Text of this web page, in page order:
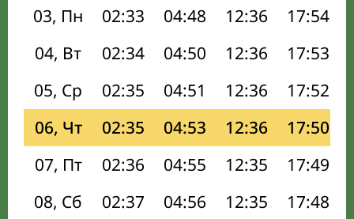
03, Пн
02:33 04:48 12:36 17:54
04, Вт
02:34 04:50 12:36 17:53
05, Ср
02:35 04:51 12:36 17:52
06, Чт
02:35 04:53 12:36 17:50
07, Пт
02:36 04:55 12:35 17:49
08, Сб
02:37 04:56 12:35 17:48